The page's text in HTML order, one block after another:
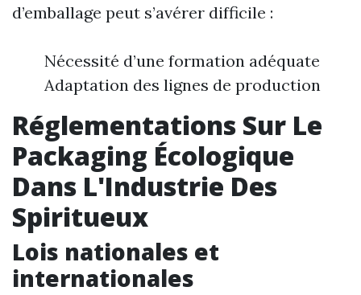
d’emballage peut s’avérer difficile :
Nécessité d’une formation adéquate
Adaptation des lignes de production
Réglementations Sur Le
Packaging Écologique
Dans L'Industrie Des
Spiritueux
Lois nationales et
internationales